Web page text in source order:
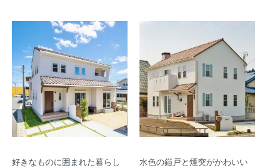
好きなものに囲まれた暮らし
水色の鎧戸と煙突がかわいい